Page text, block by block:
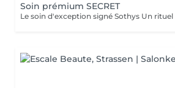
Soin prémium SECRET